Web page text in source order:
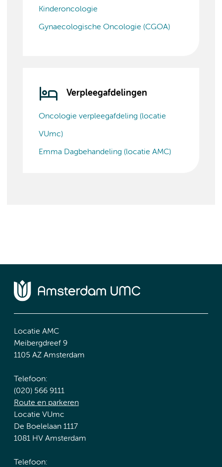
Kinderoncologie
Gynaecologische Oncologie (CGOA)
Verpleegafdelingen
Oncologie verpleegafdeling (locatie
VUmc)
Emma Dagbehandeling (locatie AMC)
Locatie AMC
Meibergdreef 9
1105 AZ Amsterdam
Telefoon:
(020) 566 9111
Route en parkeren
Locatie VUmc
De Boelelaan 1117
1081 HV Amsterdam
Telefoon: